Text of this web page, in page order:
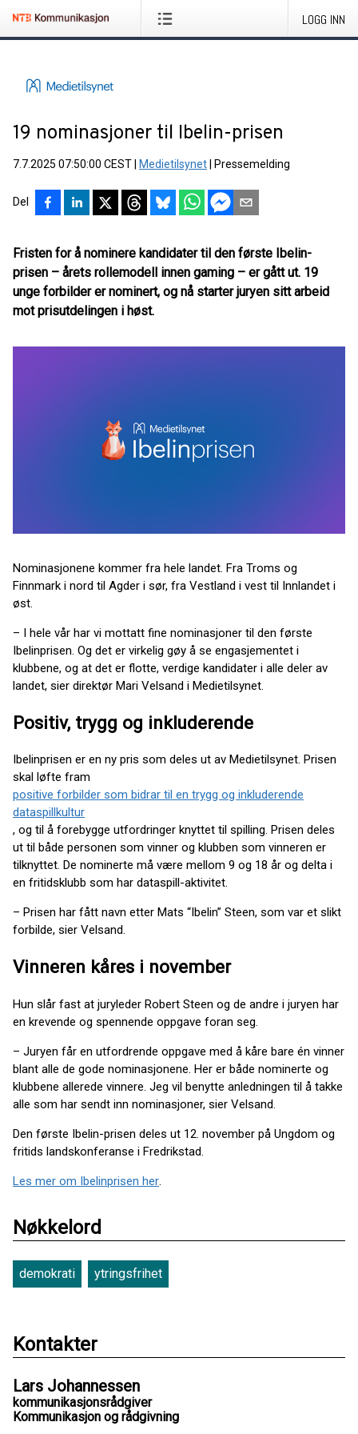
LOGG INN
19 nominasjoner til Ibelin-prisen
7.7.2025 07:50:00 CEST Medietilsynet Pressemelding
Del
Fristen for å nominere kandidater til den første Ibelin-
prisen – årets rollemodell innen gaming – er gått ut. 19
unge forbilder er nominert, og nå starter juryen sitt arbeid
mot prisutdelingen i høst.
Nominasjonene kommer fra hele landet. Fra Troms og
Finnmark i nord til Agder i sør, fra Vestland i vest til Innlandet i
øst.
– I hele vår har vi mottatt fine nominasjoner til den første
Ibelinprisen. Og det er virkelig gøy å se engasjementet i
klubbene, og at det er flotte, verdige kandidater i alle deler av
landet, sier direktør Mari Velsand i Medietilsynet.
Positiv, trygg og inkluderende
Ibelinprisen er en ny pris som deles ut av Medietilsynet. Prisen
skal løfte fram
positive forbilder som bidrar til en trygg og inkluderende
dataspillkultur
, og til å forebygge utfordringer knyttet til spilling. Prisen deles
ut til både personen som vinner og klubben som vinneren er
tilknyttet. De nominerte må være mellom 9 og 18 år og delta i
en fritidsklubb som har dataspill-aktivitet.
– Prisen har fått navn etter Mats “Ibelin” Steen, som var et slikt
forbilde, sier Velsand.
Vinneren kåres i november
Hun slår fast at juryleder Robert Steen og de andre i juryen har
en krevende og spennende oppgave foran seg.
– Juryen får en utfordrende oppgave med å kåre bare én vinner
blant alle de gode nominasjonene. Her er både nominerte og
klubbene allerede vinnere. Jeg vil benytte anledningen til å takke
alle som har sendt inn nominasjoner, sier Velsand.
Den første Ibelin-prisen deles ut 12. november på Ungdom og
fritids landskonferanse i Fredrikstad.
Les mer om Ibelinprisen her.
Nøkkelord
demokrati ytringsfrihet
Kontakter
Lars Johannessen
kommunikasjonsrådgiver
Kommunikasjon og rådgivning